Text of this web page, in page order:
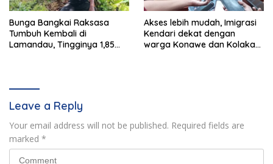
Bunga Bangkai Raksasa
Tumbuh Kembali di
Lamandau, Tingginya 1,85
Akses lebih mudah, Imigrasi
Kendari dekat dengan
warga Konawe dan Kolaka
Leave a Reply
Your email address will not be published. Required fields are
marked *